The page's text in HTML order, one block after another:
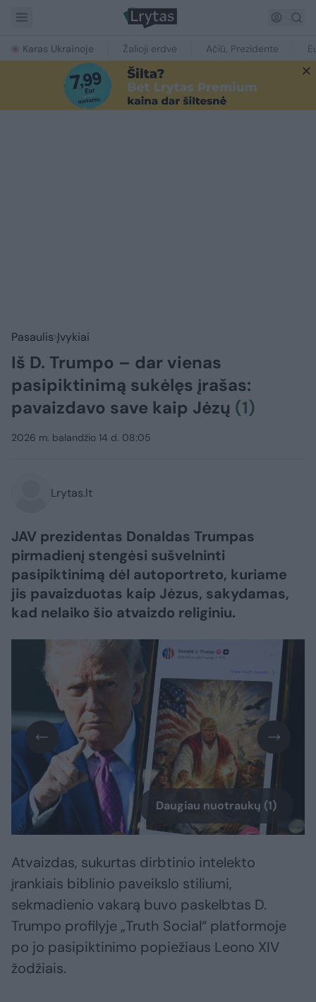
Karas Ukrainoje Žalioji erdvė Ačiū, Prezidente
Pasaulis Įvykiai
Iš D. Trumpo – dar vienas
pasipiktinimą sukėlęs įrašas:
pavaizdavo save kaip Jėzų (1)
2026 m. balandžio 14 d. 08:05
Lrytas.lt
JAV prezidentas Donaldas Trumpas
pirmadienį stengėsi sušvelninti
pasipiktinimą dėl autoportreto, kuriame
jis pavaizduotas kaip Jėzus, sakydamas,
kad nelaiko šio atvaizdo religiniu.
Daugiau nuotraukų (1)
Atvaizdas, sukurtas dirbtinio intelekto
įrankiais biblinio paveikslo stiliumi,
sekmadienio vakarą buvo paskelbtas D.
Trumpo profilyje „Truth Social“ platformoje
po jo pasipiktinimo popiežiaus Leono XIV
žodžiais.